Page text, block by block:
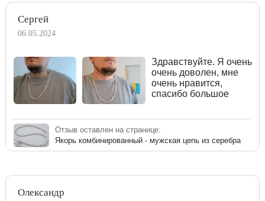
Сергей
06.05.2024
Здравствуйте. Я очень
очень доволен, мне
очень нравится,
спасибо большое
Отзыв оставлен на странице:
Якорь комбинированный - мужская цепь из серебра
Олександр